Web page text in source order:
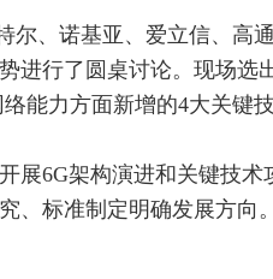
尔、 诺基亚 、 爱立信、 高通
进行了圆桌讨论。现场选
能力方面新增的4大关键技
展6G架构演进和关键技术
、标准制定明确发展方向。